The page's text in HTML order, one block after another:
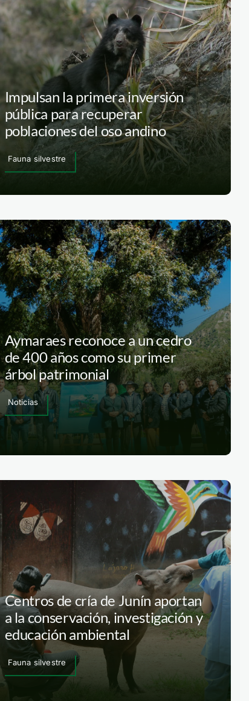
Impulsan la primera inversión
pública para recuperar
poblaciones del oso andino
Fauna silvestre
Aymaraes reconoce a un cedro
de 400 años como su primer
árbol patrimonial
Noticias
Centros de cría de Junín aportan
a la conservación, investigación y
educación ambiental
Fauna silvestre